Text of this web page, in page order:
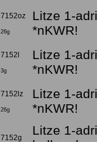
7152oz
26g
Litze 1-
*nKWR!
7152l
3g
Litze 1-
*nKWR!
7152lz
26g
Litze 1-
*nKWR!
7152g
Litze 1-